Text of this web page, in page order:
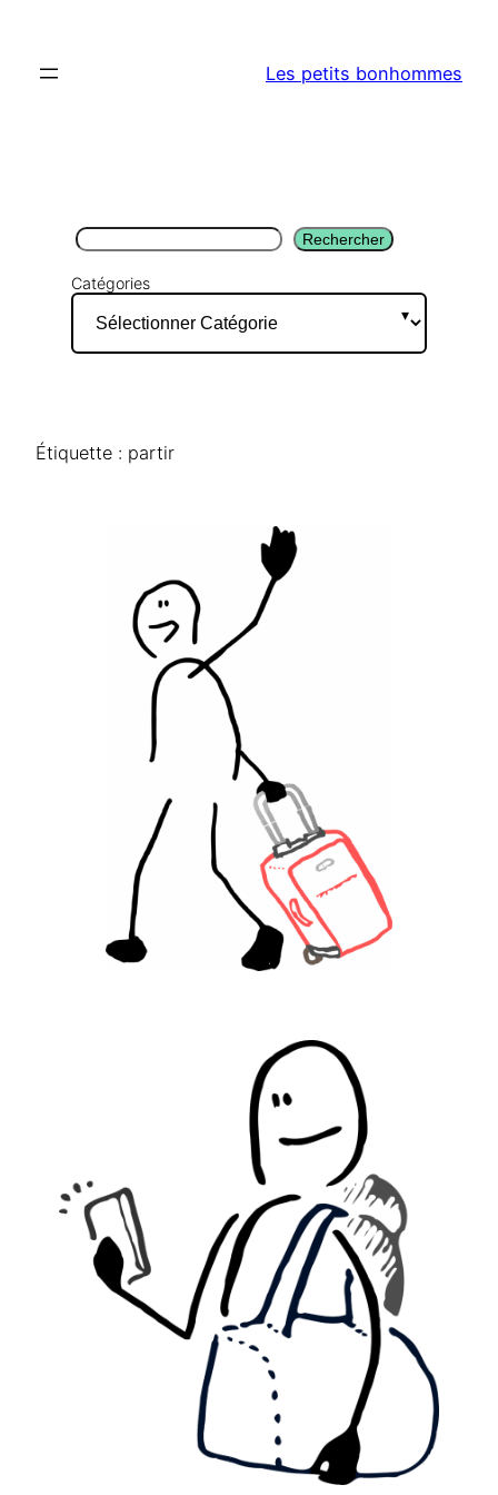
contenu
Les petits bonhommes
Rechercher Rechercher
Catégories
Étiquette : partir